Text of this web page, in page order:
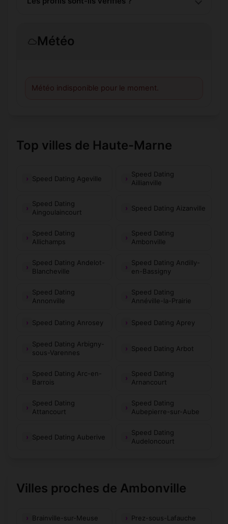
Météo
Météo indisponible pour le moment.
Top villes de Haute-Marne
Speed Dating Ageville
Speed Dating
Aillianville
Speed Dating
Aingoulaincourt
Speed Dating Aizanville
Speed Dating
Allichamps
Speed Dating
Ambonville
Speed Dating Andelot-
Blancheville
Speed Dating Andilly-
en-Bassigny
Speed Dating
Annonville
Speed Dating
Annéville-la-Prairie
Speed Dating Anrosey Speed Dating Aprey
Speed Dating Arbigny-
sous-Varennes
Speed Dating Arbot
Speed Dating Arc-en-
Barrois
Speed Dating
Arnancourt
Speed Dating
Attancourt
Speed Dating
Aubepierre-sur-Aube
Speed Dating Auberive
Speed Dating
Audeloncourt
Villes proches de Ambonville
Brainville-sur-Meuse Prez-sous-Lafauche